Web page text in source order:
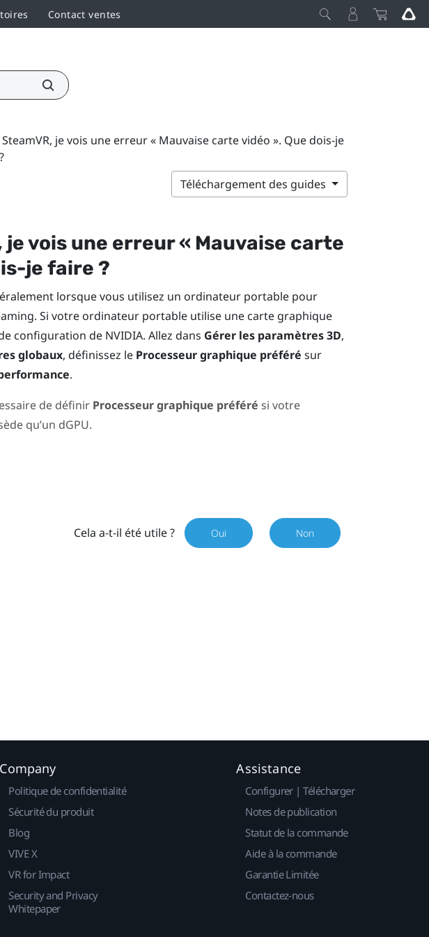
Contact ventes
je vois une erreur « Mauvaise carte vidéo ». Que dois-je
Téléchargement des guides
je vois une erreur « Mauvaise carte
je faire ?
lorsque vous utilisez un ordinateur portable pour
. Si votre ordinateur portable utilise une carte graphique
configuration de NVIDIA. Allez dans Gérer les paramètres 3D,
globaux, définissez le Processeur graphique préféré sur
.
de définir Processeur graphique préféré si votre
qu’un dGPU.
Cela a-t-il été utile ? Oui Non
Company
Politique de confidentialité
Sécurité du produit
Blog
VIVE X
VR for Impact
Security and Privacy
Whitepaper
Assistance
Configurer | Télécharger
Notes de publication
Statut de la commande
Aide à la commande
Garantie Limitée
Contactez-nous